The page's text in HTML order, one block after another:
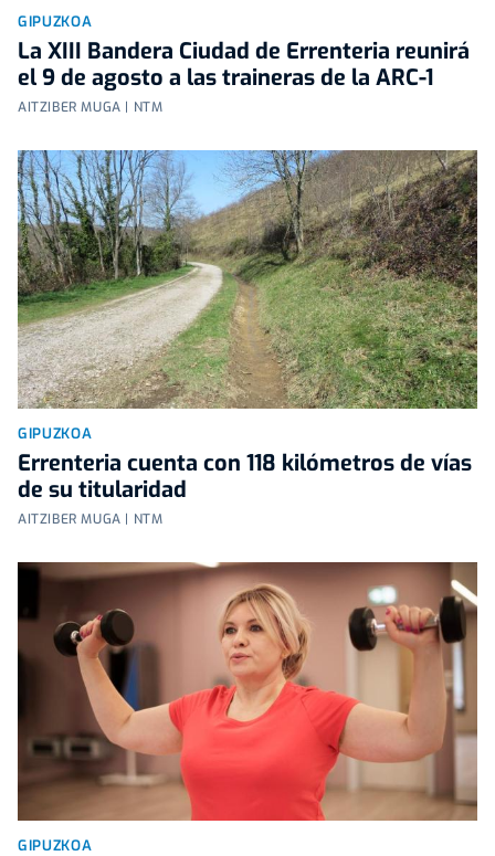
GIPUZKOA
La XIII Bandera Ciudad de Errenteria reunirá
el 9 de agosto a las traineras de la ARC-1
AITZIBER MUGA | NTM
GIPUZKOA
Errenteria cuenta con 118 kilómetros de vías
de su titularidad
AITZIBER MUGA | NTM
GIPUZKOA